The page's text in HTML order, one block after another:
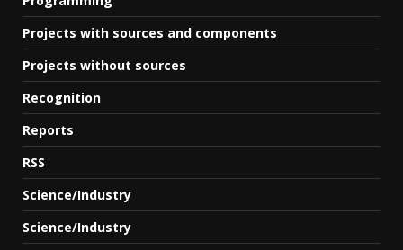
Projects with sources and components
Projects without sources
Recognition
Reports
RSS
Science/Industry
Science/Industry